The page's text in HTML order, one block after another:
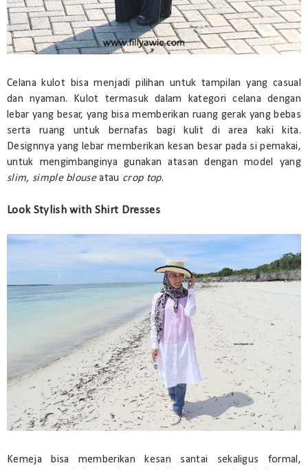
Celana kulot bisa menjadi pilihan untuk tampilan yang casual
dan nyaman. Kulot termasuk dalam kategori celana dengan
lebar yang besar, yang bisa memberikan ruang gerak yang bebas
serta ruang untuk bernafas bagi kulit di area kaki kita.
Designnya yang lebar memberikan kesan besar pada si pemakai,
untuk mengimbanginya gunakan atasan dengan model yang
slim, simple blouseatau crop top.
Look Stylish with Shirt Dresses
Kemeja bisa memberikan kesan santai sekaligus formal,